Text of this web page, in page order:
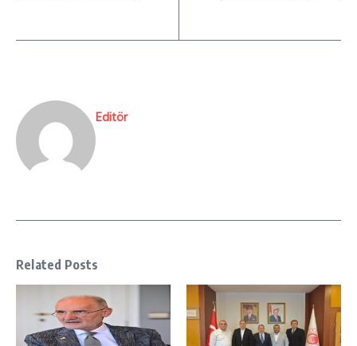
Editör
Related Posts